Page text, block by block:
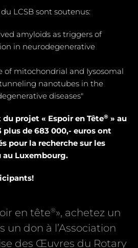
LCSB sont soutenus:
amyloids as triggers of
in neurodegenerative
of mitochondrial and Iysosomal
nanotubes in the
diseases"
projet « Espoir en Tête® » au
plus de 683 000,- euros ont
pour la recherche sur les
au Luxembourg.
en tête®», achetez un
un don à l’Association
des Œuvres du Rotary